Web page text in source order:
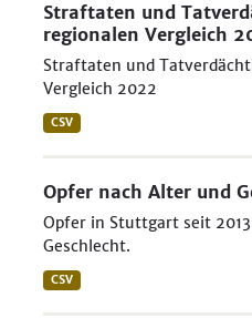
Straftaten und
regionalen Vergleich
Straftaten und
Vergleich 2022
CSV
Opfer nach Alter und
Opfer in Stuttgart seit
Geschlecht.
CSV